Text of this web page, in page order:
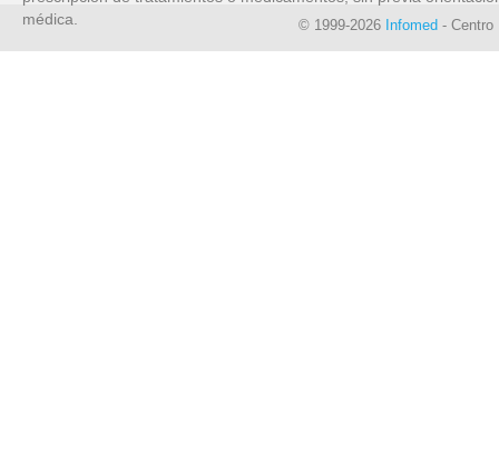
médica.
© 1999-2026 Infomed - Centro